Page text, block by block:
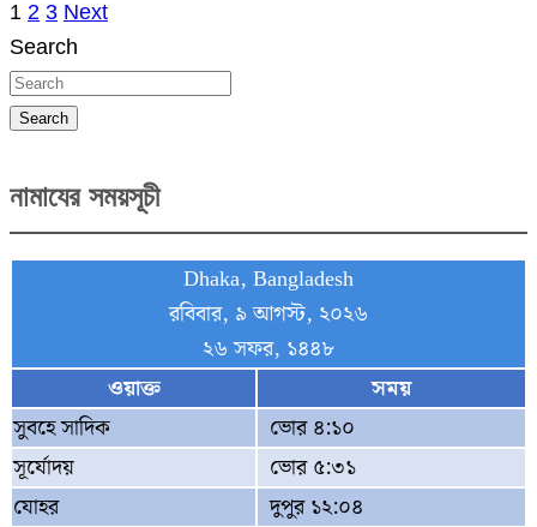
Posts
pagination
1 2 3 Next
Search
Search
নামাযের সময়সূচী
Dhaka, Bangladesh
রবিবার, ৯ আগস্ট, ২০২৬
২৬ সফর, ১৪৪৮
ওয়াক্ত
সময়
সুবহে সাদিক
ভোর ৪:১০
সূর্যোদয়
ভোর ৫:৩১
যোহর
দুপুর ১২:০৪